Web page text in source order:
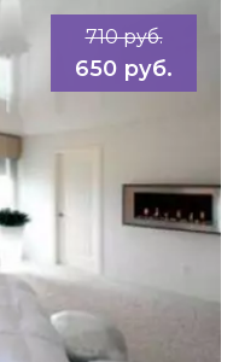
710 руб.
650 руб.